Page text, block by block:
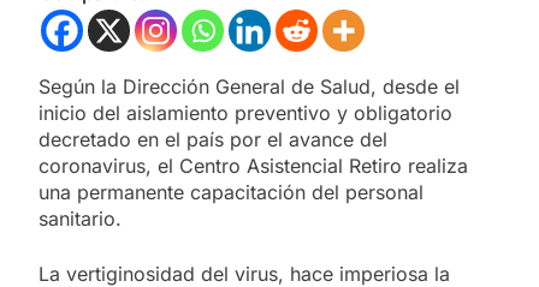
Según la Dirección General de Salud, desde el
inicio del aislamiento preventivo y obligatorio
decretado en el país por el avance del
coronavirus, el Centro Asistencial Retiro realiza
una permanente capacitación del personal
sanitario.
La vertiginosidad del virus, hace imperiosa la